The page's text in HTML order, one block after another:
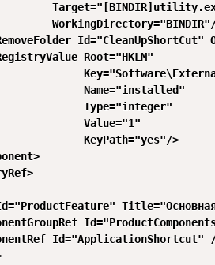
Id="CleanUpShortCut"
Root="HKLM"
Name="installed"
Type="integer"
Value="1"
KeyPath="yes"/>
Id="ApplicationShortcut"